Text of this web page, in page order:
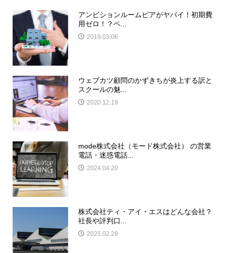
アンビションルームピアがヤバイ！初期費
用ゼロ！？ペ...
2019.03.06
ウェブカツ顧問のかずきちが炎上する訳と
スクールの魅...
2020.12.19
mode株式会社（モード株式会社） の営業
電話・迷惑電話...
2024.04.20
株式会社ティ・アイ・エスはどんな会社？
社長や評判口...
2025.02.28